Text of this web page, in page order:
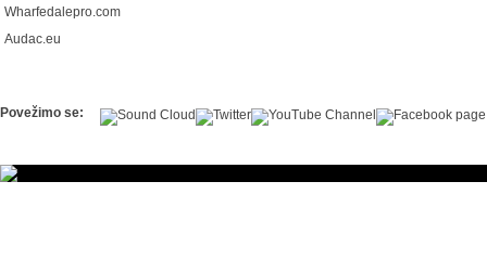
Wharfedalepro.com
Audac.eu
Povežimo se: